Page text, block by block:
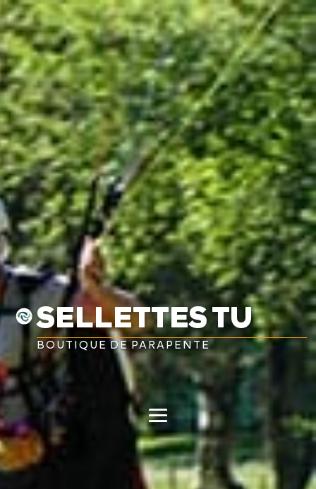
a
L
BAPTÊMES
L
STAGES
BONS CADEAUX
L
BOUTIQUE
L
BLOG
L
CONTACT


SELLETTES TU
BOUTIQUE DE PARAPENTE